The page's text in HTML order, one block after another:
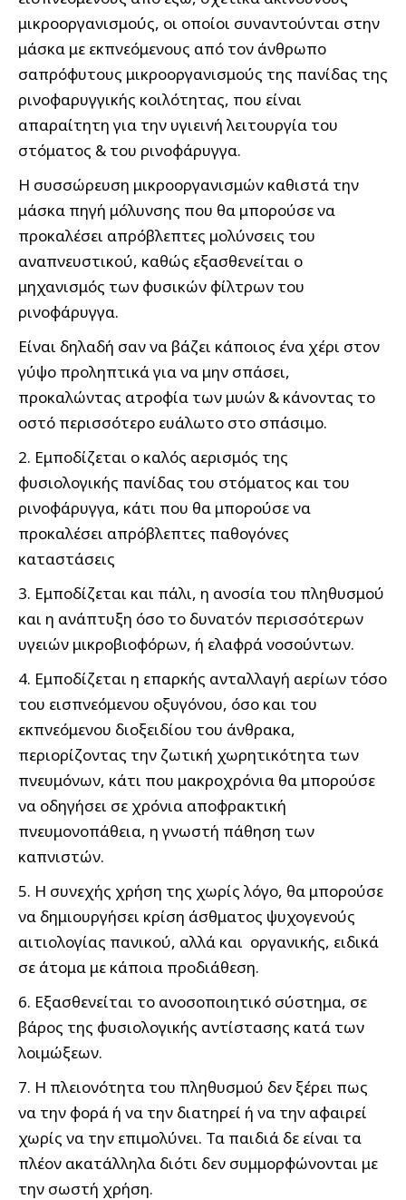
μικροοργανισμούς, οι οποίοι συναντούνται στην
μάσκα με εκπνεόμενους από τον άνθρωπο
σαπρόφυτους μικροοργανισμούς της πανίδας της
ρινοφαρυγγικής κοιλότητας, που είναι
απαραίτητη για την υγιεινή λειτουργία του
στόματος & του ρινοφάρυγγα.
Η συσσώρευση μικροοργανισμών καθιστά την
μάσκα πηγή μόλυνσης που θα μπορούσε να
προκαλέσει απρόβλεπτες μολύνσεις του
αναπνευστικού, καθώς εξασθενείται ο
μηχανισμός των φυσικών φίλτρων του
ρινοφάρυγγα.
Είναι δηλαδή σαν να βάζει κάποιος ένα χέρι στον
γύψο προληπτικά για να μην σπάσει,
προκαλώντας ατροφία των μυών & κάνοντας το
οστό περισσότερο ευάλωτο στο σπάσιμο.
2. Εμποδίζεται ο καλός αερισμός της
φυσιολογικής πανίδας του στόματος και του
ρινοφάρυγγα, κάτι που θα μπορούσε να
προκαλέσει απρόβλεπτες παθογόνες
καταστάσεις
3. Εμποδίζεται και πάλι, η ανοσία του πληθυσμού
και η ανάπτυξη όσο το δυνατόν περισσότερων
υγειών μικροβιοφόρων, ή ελαφρά νοσούντων.
4. Εμποδίζεται η επαρκής ανταλλαγή αερίων τόσο
του εισπνεόμενου οξυγόνου, όσο και του
εκπνεόμενου διοξειδίου του άνθρακα,
περιορίζοντας την ζωτική χωρητικότητα των
πνευμόνων, κάτι που μακροχρόνια θα μπορούσε
να οδηγήσει σε χρόνια αποφρακτική
πνευμονοπάθεια, η γνωστή πάθηση των
καπνιστών.
5. Η συνεχής χρήση της χωρίς λόγο, θα μπορούσε
να δημιουργήσει κρίση άσθματος ψυχογενούς
αιτιολογίας πανικού, αλλά και οργανικής, ειδικά
σε άτομα με κάποια προδιάθεση.
6. Εξασθενείται το ανοσοποιητικό σύστημα, σε
βάρος της φυσιολογικής αντίστασης κατά των
λοιμώξεων.
7. Η πλειονότητα του πληθυσμού δεν ξέρει πως
να την φορά ή να την διατηρεί ή να την αφαιρεί
χωρίς να την επιμολύνει. Τα παιδιά δε είναι τα
πλέον ακατάλληλα διότι δεν συμμορφώνονται με
την σωστή χρήση.